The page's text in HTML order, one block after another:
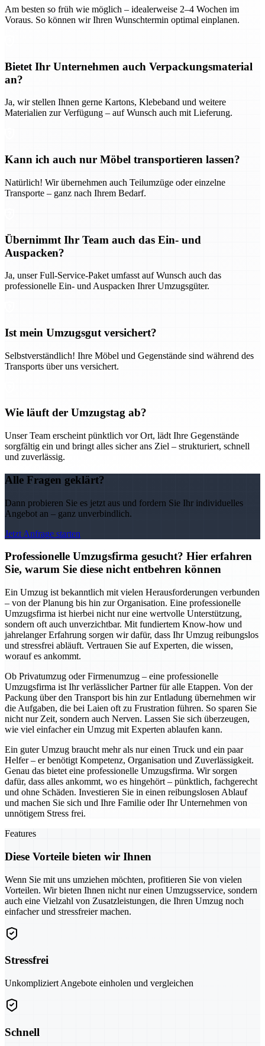
Am besten so früh wie möglich – idealerweise 2–4 Wochen im
Voraus. So können wir Ihren Wunschtermin optimal einplanen.
Bietet Ihr Unternehmen auch Verpackungsmaterial
an?
Ja, wir stellen Ihnen gerne Kartons, Klebeband und weitere
Materialien zur Verfügung – auf Wunsch auch mit Lieferung.
Kann ich auch nur Möbel transportieren lassen?
Natürlich! Wir übernehmen auch Teilumzüge oder einzelne
Transporte – ganz nach Ihrem Bedarf.
Übernimmt Ihr Team auch das Ein- und
Auspacken?
Ja, unser Full-Service-Paket umfasst auf Wunsch auch das
professionelle Ein- und Auspacken Ihrer Umzugsgüter.
Ist mein Umzugsgut versichert?
Selbstverständlich! Ihre Möbel und Gegenstände sind während des
Transports über uns versichert.
Wie läuft der Umzugstag ab?
Unser Team erscheint pünktlich vor Ort, lädt Ihre Gegenstände
sorgfältig ein und bringt alles sicher ans Ziel – strukturiert, schnell
und zuverlässig.
Alle Fragen geklärt?
Dann probieren Sie es jetzt aus und fordern Sie Ihr individuelles
Angebot an – ganz unverbindlich.
Jetzt Anfrage starten
Professionelle Umzugsfirma gesucht? Hier erfahren
Sie, warum Sie diese nicht entbehren können
Ein Umzug ist bekanntlich mit vielen Herausforderungen verbunden
– von der Planung bis hin zur Organisation. Eine professionelle
Umzugsfirma ist hierbei nicht nur eine wertvolle Unterstützung,
sondern oft auch unverzichtbar. Mit fundiertem Know-how und
jahrelanger Erfahrung sorgen wir dafür, dass Ihr Umzug reibungslos
und stressfrei abläuft. Vertrauen Sie auf Experten, die wissen,
worauf es ankommt.
Ob Privatumzug oder Firmenumzug – eine professionelle
Umzugsfirma ist Ihr verlässlicher Partner für alle Etappen. Von der
Packung über den Transport bis hin zur Entladung übernehmen wir
die Aufgaben, die bei Laien oft zu Frustration führen. So sparen Sie
nicht nur Zeit, sondern auch Nerven. Lassen Sie sich überzeugen,
wie viel einfacher ein Umzug mit Experten ablaufen kann.
Ein guter Umzug braucht mehr als nur einen Truck und ein paar
Helfer – er benötigt Kompetenz, Organisation und Zuverlässigkeit.
Genau das bietet eine professionelle Umzugsfirma. Wir sorgen
dafür, dass alles ankommt, wo es hingehört – pünktlich, fachgerecht
und ohne Schäden. Investieren Sie in einen reibungslosen Ablauf
und machen Sie sich und Ihre Familie oder Ihr Unternehmen von
unnötigem Stress frei.
Features
Diese Vorteile bieten wir Ihnen
Wenn Sie mit uns umziehen möchten, profitieren Sie von vielen
Vorteilen. Wir bieten Ihnen nicht nur einen Umzugsservice, sondern
auch eine Vielzahl von Zusatzleistungen, die Ihren Umzug noch
einfacher und stressfreier machen.
Stressfrei
Unkompliziert Angebote einholen und vergleichen
Schnell